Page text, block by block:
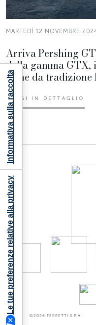
MARTEDÌ 12 NOVEMBRE
Arriva Pershing
della gamma GTX,
come da tradizione
LEGGI IN DETTAGLIO
©2026 FERRETTI S.P.A
Le tue preferenze relative alla privacy
Informativa sulla raccolta